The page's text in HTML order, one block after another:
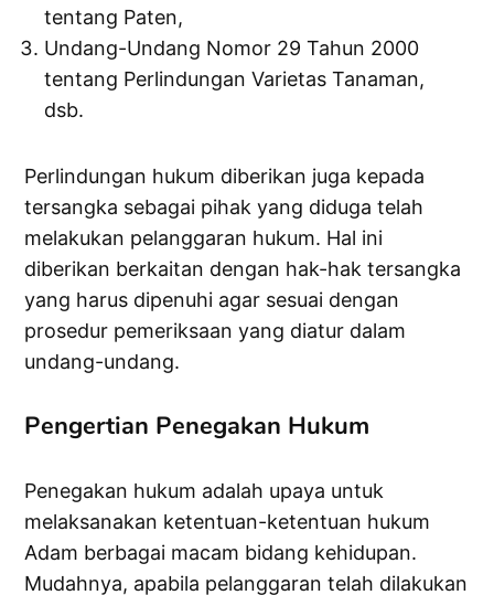
tentang Paten,
Undang-Undang Nomor 29 Tahun 2000
tentang Perlindungan Varietas Tanaman,
dsb.
Perlindungan hukum diberikan juga kepada
tersangka sebagai pihak yang diduga telah
melakukan pelanggaran hukum. Hal ini
diberikan berkaitan dengan hak-hak tersangka
yang harus dipenuhi agar sesuai dengan
prosedur pemeriksaan yang diatur dalam
undang-undang.
Pengertian Penegakan Hukum
Penegakan hukum adalah upaya untuk
melaksanakan ketentuan-ketentuan hukum
Adam berbagai macam bidang kehidupan.
Mudahnya, apabila pelanggaran telah dilakukan